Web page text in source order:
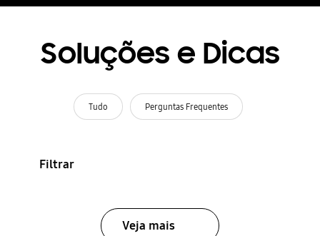
Soluções e Dicas
Tudo Perguntas Frequentes
Filtrar
Veja mais